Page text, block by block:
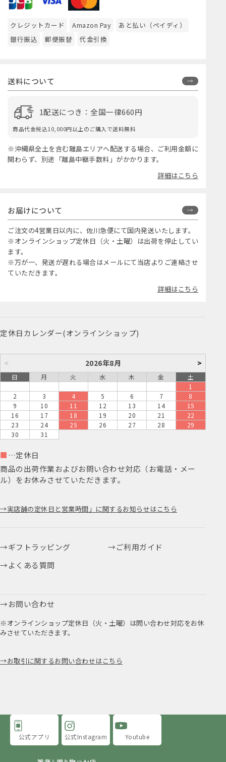
クレジットカード Amazon Pay
あと払い（ペイディ）
銀行振込
郵便振替 代金引換
送料について
1配送につき：全国一律660円
商品代金税込10,000円以上のご購入で送料無料
※沖縄県全土を含む離島エリアへ配送する場合、ご利用金額に
関わらず、別途「離島中継手数料」がかかります。
詳細はこちら
お届けについて
ご注文の4営業日以内に、佐川急便にて国内発送いたします。
※オンラインショップ定休日（火・土曜）は出荷を停止してい
ます。
※万が一、発送が遅れる場合はメールにて当店よりご連絡させ
ていただきます。
詳細はこちら
定休日カレンダー(オンラインショップ)
< 2026年8月 >
日 月 火 水 木 金
土
1
2
3 4 5 6 7
8
9
10 11 12 13 14
15
16
17 18 19 20 21
22
23
24 25 26 27 28
29
30
31
■ …定休日
商品の出荷作業およびお問い合わせ対応（お電話・メー
ル）をお休みさせていただきます。
実店舗の定休日と営業時間」に関するお知らせはこちら
ギフトラッピング
ご利用ガイド
よくある質問
お問い合わせ
※オンラインショップ定休日（火・土曜）は問い合わせ対応をお休
みさせていただきます。
お取引に関するお問い合わせはこちら
公式アプリ 公式Instagram Youtube